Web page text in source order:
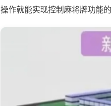
操作就能实现控制麻将牌功能的